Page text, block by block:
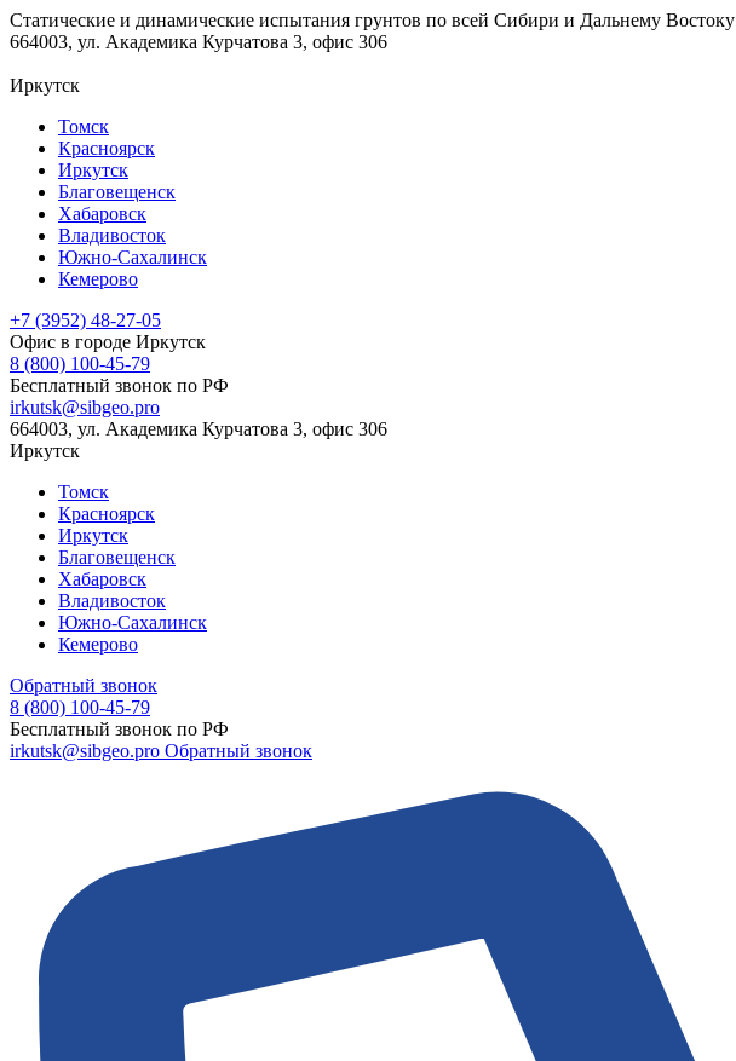
Статические и динамические испытания грунтов по всей Сибири и Дальнему Востоку
664003, ул. Академика Курчатова 3, офис 306
Иркутск
Томск
Красноярск
Иркутск
Благовещенск
Хабаровск
Владивосток
Южно-Сахалинск
Кемерово
+7 (3952) 48-27-05
Офис в городе Иркутск
8 (800) 100-45-79
Бесплатный звонок по РФ
irkutsk@sibgeo.pro
664003, ул. Академика Курчатова 3, офис 306
Иркутск
Томск
Красноярск
Иркутск
Благовещенск
Хабаровск
Владивосток
Южно-Сахалинск
Кемерово
Обратный звонок
8 (800) 100-45-79
Бесплатный звонок по РФ
irkutsk@sibgeo.pro Обратный звонок